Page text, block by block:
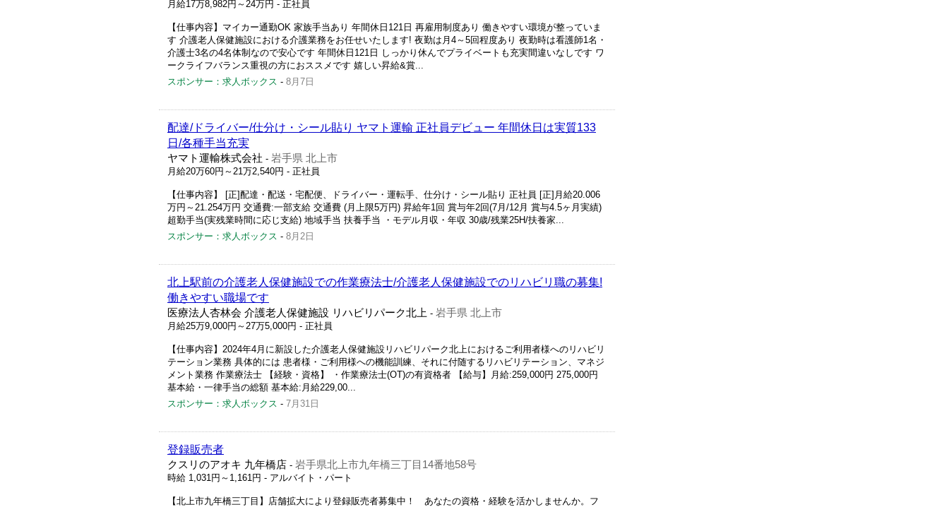
月給17万8,982円～24万円 - 正社員
【仕事内容】マイカー通勤OK 家族手当あり 年間休日121日 再雇用制度あり 働きやすい環境が整っていま
す 介護老人保健施設における介護業務をお任せいたします! 夜勤は月4～5回程度あり 夜勤時は看護師1名・
介護士3名の4名体制なので安心です 年間休日121日 しっかり休んでプライベートも充実間違いなしです ワ
ークライフバランス重視の方におススメです 嬉しい昇給&賞...
スポンサー：求人ボックス - 8月7日
配達/ドライバー/仕分け・シール貼り ヤマト運輸 正社員デビュー 年間休日は実質133
日/各種手当充実
ヤマト運輸株式会社 - 岩手県 北上市
月給20万60円～21万2,540円 - 正社員
【仕事内容】 [正]配達・配送・宅配便、ドライバー・運転手、仕分け・シール貼り 正社員 [正]月給20.006
万円～21.254万円 交通費:一部支給 交通費 (月上限5万円) 昇給年1回 賞与年2回(7月/12月 賞与4.5ヶ月実績)
超勤手当(実残業時間に応じ支給) 地域手当 扶養手当 ・モデル月収・年収 30歳/残業25H/扶養家...
スポンサー：求人ボックス - 8月2日
北上駅前の介護老人保健施設での作業療法士/介護老人保健施設でのリハビリ職の募集!
働きやすい職場です
医療法人杏林会 介護老人保健施設 リハビリパーク北上 - 岩手県 北上市
月給25万9,000円～27万5,000円 - 正社員
【仕事内容】2024年4月に新設した介護老人保健施設リハビリパーク北上におけるご利用者様へのリハビリ
テーション業務 具体的には 患者様・ご利用様への機能訓練、それに付随するリハビリテーション、マネジ
メント業務 作業療法士 【経験・資格】 ・作業療法士(OT)の有資格者 【給与】月給:259,000円 275,000円
基本給・一律手当の総額 基本給:月給229,00...
スポンサー：求人ボックス - 7月31日
登録販売者
クスリのアオキ 九年橋店 - 岩手県北上市九年橋三丁目14番地58号
時給 1,031円～1,161円 - アルバイト・パート
【北上市九年橋三丁目】店舗拡大により登録販売者募集中！ あなたの資格・経験を活かしませんか。フ